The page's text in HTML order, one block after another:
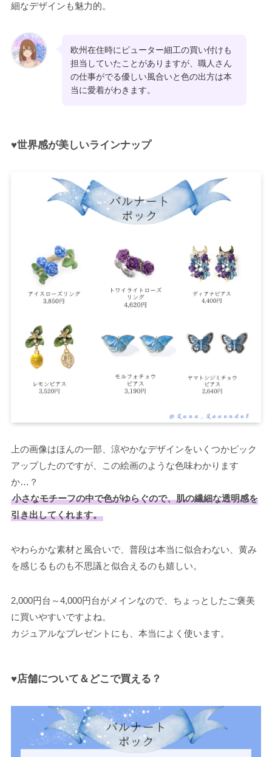
細なデザインも魅力的。
欧州在住時にピューター細工の買い付けも
担当していたことがありますが、職人さん
の仕事がでる優しい風合いと色の出方は本
当に愛着がわきます。
♥世界感が美しいラインナップ
上の画像はほんの一部、涼やかなデザインをいくつかピック
アップしたのですが、この絵画のような色味わかります
か…？
小さなモチーフの中で色がゆらぐので、肌の繊細な透明感を
引き出してくれます。
やわらかな素材と風合いで、普段は本当に似合わない、黄み
を感じるものも不思議と似合えるのも嬉しい。
2,000円台～4,000円台がメインなので、ちょっとしたご褒美
に買いやすいですよね。
カジュアルなプレゼントにも、本当によく使います。
♥店舗について＆どこで買える？